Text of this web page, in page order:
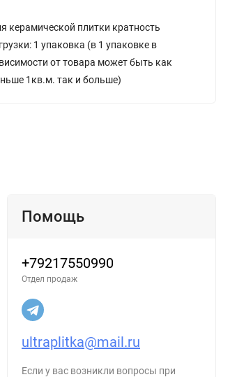
керамической плитки кратность
1 упаковка (в 1 упаковке в
от товара может быть как
1кв.м. так и больше)
Помощь
+79217550990
Отдел продаж
ultraplitka@mail.ru
Если у вас возникли вопросы при